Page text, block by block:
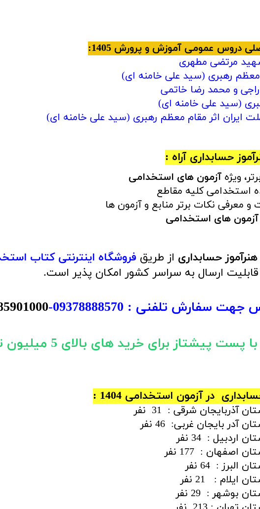
دروس عمومی آموزش و پرورش 1405:
مرتضی مطهری
رهبری (سید علی خامنه ای)
و محمد رضا خاتمی
(سید علی خامنه ای)
ایران اثر مقام معظم رهبری (سید علی خامنه ای)
حسابداری آراه :
ویژه آزمون های استخدامی
استخدامی کلیه مقاطع
و معرفی نکات برتر منابع و آزمون ها
آزمون های استخدامی
حسابداری از طریق فروشگاه اینترنتی کتاب
قابلیت ارسال به سراسر کشور امکان پذیر است.
جهت سفارش تلفنی : 09378888570
-
پیشتاز برای خرید های بالای 5 میلیون تومان)
در آزمون استخدامی 1404 :
شرقی : 31 نفر
بایجان غربی: 46 نفر
: 34 نفر
: 177 نفر
: 64 نفر
: 21 نفر
: 29 نفر